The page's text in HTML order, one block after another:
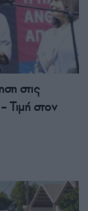
στις
Τιμή στον